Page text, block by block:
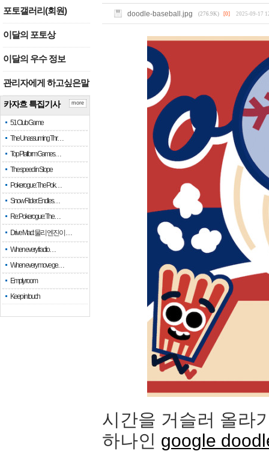
포토갤러리(회원)
이달의 포토상
이달의 우수 정보
관리자에게 하고싶은말
카자흐 특집기사
51 Club Game
The Unassuming Thr…
Top Platform Games…
The speed in Slope
Pokerogue: The Pok…
Snow Rider: Endles…
Re: Pokerogue: The…
Drive Mad: 물리 엔진이 …
When every fractio…
When every move ge…
Empty room
Keep in touch
more
doodle-baseball.jpg (276.9K) [0] 2025-09-17
시간을 거슬러 올라
하나인 google